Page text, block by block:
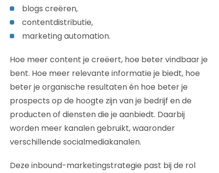
blogs creëren,
contentdistributie,
marketing automation.
Hoe meer content je creëert, hoe beter vindbaar je
bent. Hoe meer relevante informatie je biedt, hoe
beter je organische resultaten én hoe beter je
prospects op de hoogte zijn van je bedrijf en de
producten of diensten die je aanbiedt. Daarbij
worden meer kanalen gebruikt, waaronder
verschillende socialmediakanalen.
Deze inbound-marketingstrategie past bij de rol